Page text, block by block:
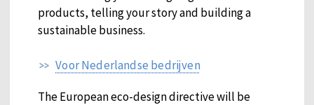
products, telling your story and building a
sustainable business.
Voor Nederlandse bedrijven
The European eco-design directive will be